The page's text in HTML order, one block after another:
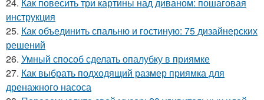
24. Как повесить три картины над диваном: пошаговая
инструкция
25. Как объединить спальню и гостиную: 75 дизайнерских
решений
26. Умный способ сделать опалубку в приямке
27. Как выбрать подходящий размер приямка для
дренажного насоса